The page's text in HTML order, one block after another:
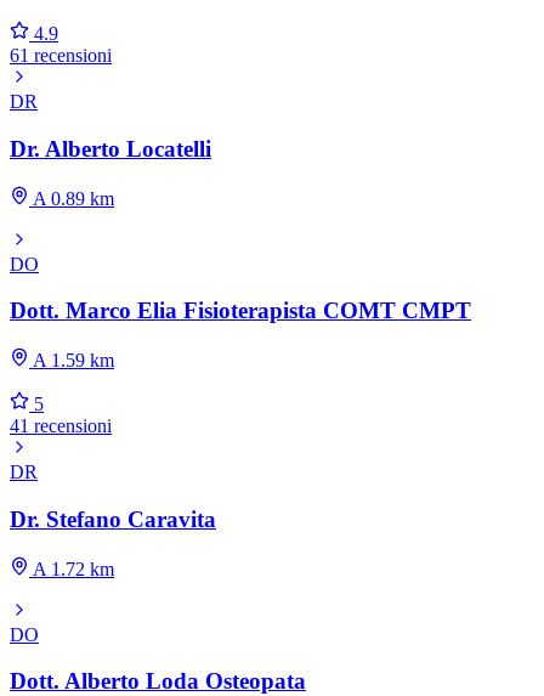
4.9
61 recensioni
DR
Dr. Alberto Locatelli
A 0.89 km
DO
Dott. Marco Elia Fisioterapista COMT CMPT
A 1.59 km
5
41 recensioni
DR
Dr. Stefano Caravita
A 1.72 km
DO
Dott. Alberto Loda Osteopata